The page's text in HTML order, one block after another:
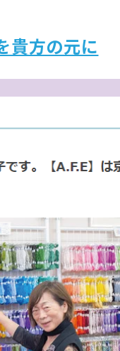
貴方の元に